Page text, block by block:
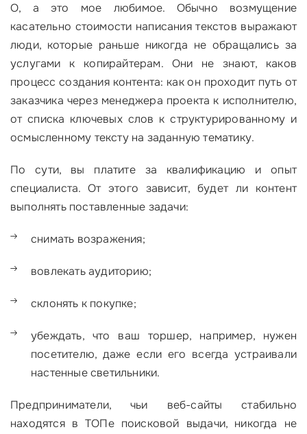
О, а это мое любимое. Обычно возмущение
касательно стоимости написания текстов выражают
люди, которые раньше никогда не обращались за
услугами к копирайтерам. Они не знают, каков
процесс создания контента: как он проходит путь от
заказчика через менеджера проекта к исполнителю,
от списка ключевых слов к структурированному и
осмысленному тексту на заданную тематику.
По сути, вы платите за квалификацию и опыт
специалиста. От этого зависит, будет ли контент
выполнять поставленные задачи:
снимать возражения;
вовлекать аудиторию;
склонять к покупке;
убеждать, что ваш торшер, например, нужен
посетителю, даже если его всегда устраивали
настенные светильники.
Предприниматели, чьи веб-сайты стабильно
находятся в ТОПе поисковой выдачи, никогда не